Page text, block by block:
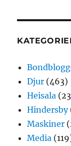
Djur (463)
Heisala
Hindersby
Maskiner
Media